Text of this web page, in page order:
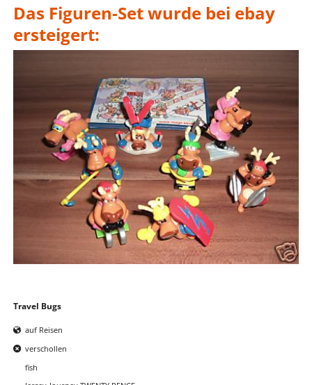
Das Figuren-Set wurde bei ebay
ersteigert:
Navigation
Travel Bugs
auf Reisen
verschollen
fish